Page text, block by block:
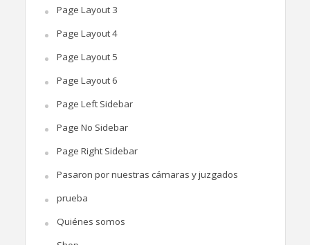
Page Layout 3
Page Layout 4
Page Layout 5
Page Layout 6
Page Left Sidebar
Page No Sidebar
Page Right Sidebar
Pasaron por nuestras cámaras y juzgados
prueba
Quiénes somos